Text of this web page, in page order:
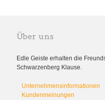
Über uns
Edle Geiste erhalten die
Schwarzenberg Klause.
Unternehmensinformationen
Kundenmeinungen